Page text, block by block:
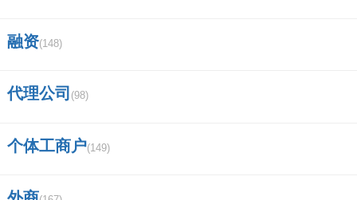
融资(148)
代理公司 (98)
个体工商户(149)